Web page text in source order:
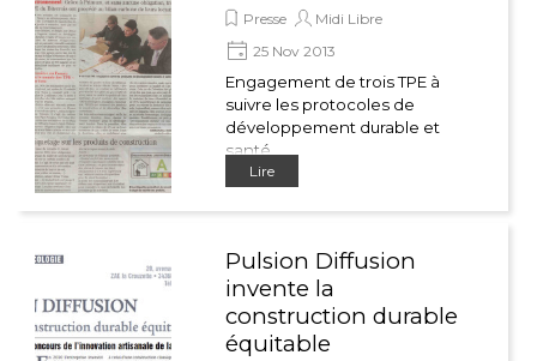
Presse
Midi Libre
25 Nov 2013
Engagement de trois TPE à
suivre les protocoles de
développement durable et
santé.
Lire
Pulsion Diffusion
invente la
construction durable
équitable